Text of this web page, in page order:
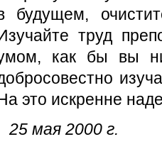
будущем,
труд
как бы вы ни
это искренне
25 мая 2000 г.